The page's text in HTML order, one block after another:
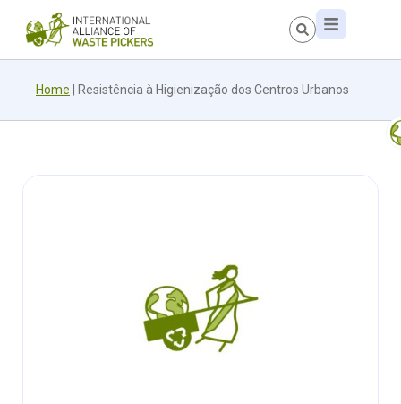
Home Resistência à Higienização dos Centros Urbanos